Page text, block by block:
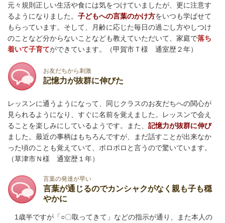
元々規則正しい生活や食には気をつけていましたが、更に注意す
るようになりました。 子どもへの言葉のかけ方をいつも学ばせて
もらっています。そして、月齢に応じた毎日の過ごし方やしつけ
のことなど分からないことなども教えていただいて、家庭で落ち
着いて子育てができています。（甲賀市Ｔ様 通室歴２年）
お友だちから刺激
記憶力が抜群に伸びた
レッスンに通うようになって、同じクラスのお友だちへの関心が
見られるようになり、すぐに名前を覚えました。レッスンで会え
ることを楽しみにしているようです。また、 記憶力が抜群に伸び
ました。最近の事柄はもちろんですが、まだ話すことが出来なか
った頃のことも覚えていて、ポロポロと言うので驚いています。
（草津市Ｎ様 通室歴１年）
言葉の発達が早い
言葉が通じるのでカンシャクがなく親も子も穏
やかに
1歳半ですが「○〇取ってきて」などの指示が通り、また本人の